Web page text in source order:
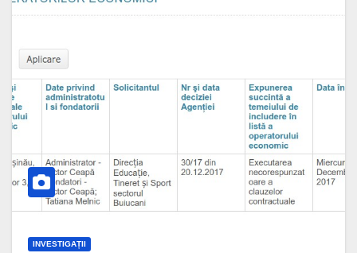
INVESTIGAȚII